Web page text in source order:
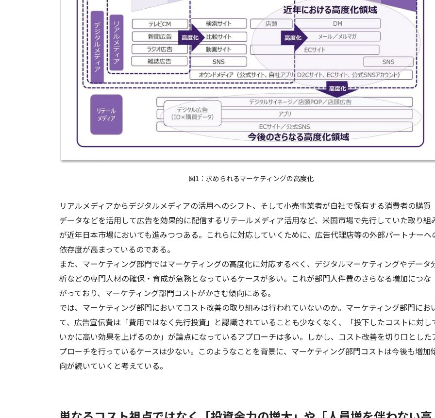
図1：求められるマーケティングの高度化
リアルメディアからデジタルメディアの活用へのシフト、そして小売事業者が自社で保有する消費者の購買
データなどを活用して広告を効果的に配信するリテールメディア活用など、米国市場で先行していた取り組
が近年日本市場においても進みつつある。これらに対応していくために、広告代理店等の外部パートナーへ
依存度が高まっているのである。
また、マーケティング部門ではマーケティングの高度化に対応するべく、デジタルマーケティングやデータ
析などの専門人材の確保・育成が急務となっているケースが多い。これが部門人件費のさらなる増加につな
がっており、マーケティング部門コストがかさむ傾向にある。
では、マーケティング部門においてコスト改善の取り組みは行われていないのか。マーケティング部門にお
て、広告宣伝費は「費用ではなく先行投資」と認識されていることも少なくなく、「投下したコストに対し
いかに高い効果を上げるのか」が論点になっているアプローチは多い。しかし、コスト改善を切り口とした
プローチを行っているケースは少ない。このようなことを背景に、マーケティング部門コストは今後も増加
向が続いていくと考えている。